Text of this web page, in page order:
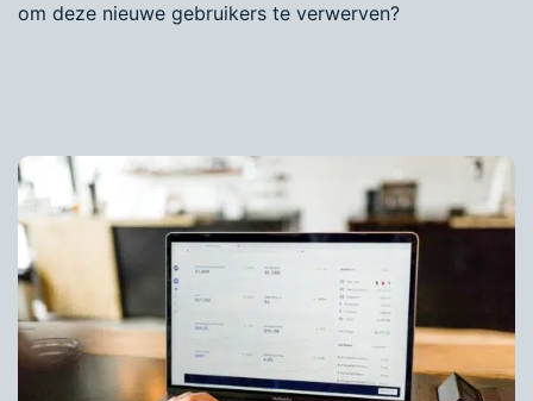
om deze nieuwe gebruikers te verwerven?